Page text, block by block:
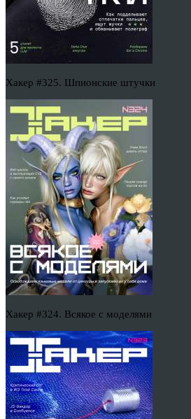
Хакер #325. Шпионские штучки
Хакер #324. Всякое с моделями